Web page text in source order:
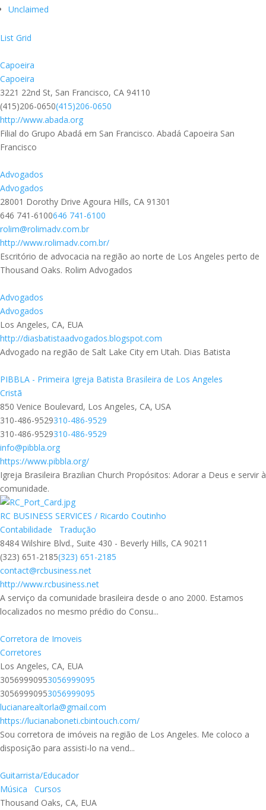
Unclaimed
List Grid
Capoeira
Capoeira
3221 22nd St, San Francisco, CA 94110
(415)206-0650(415)206-0650
http://www.abada.org
Filial do Grupo Abadá em San Francisco. Abadá Capoeira San
Francisco
Advogados
Advogados
28001 Dorothy Drive Agoura Hills, CA 91301
646 741-6100646 741-6100
rolim@rolimadv.com.br
http://www.rolimadv.com.br/
Escritório de advocacia na região ao norte de Los Angeles perto de
Thousand Oaks. Rolim Advogados
Advogados
Advogados
Los Angeles, CA, EUA
http://diasbatistaadvogados.blogspot.com
Advogado na região de Salt Lake City em Utah. Dias Batista
PIBBLA - Primeira Igreja Batista Brasileira de Los Angeles
Cristã
850 Venice Boulevard, Los Angeles, CA, USA
310-486-9529310-486-9529
310-486-9529310-486-9529
info@pibbla.org
https://www.pibbla.org/
Igreja Brasileira Brazilian Church Propósitos: Adorar a Deus e servir à
comunidade.
RC BUSINESS SERVICES / Ricardo Coutinho
Contabilidade
Tradução
8484 Wilshire Blvd., Suite 430 - Beverly Hills, CA 90211
(323) 651-2185(323) 651-2185
contact@rcbusiness.net
http://www.rcbusiness.net
A serviço da comunidade brasileira desde o ano 2000. Estamos
localizados no mesmo prédio do Consu...
Corretora de Imoveis
Corretores
Los Angeles, CA, EUA
30569990953056999095
30569990953056999095
lucianarealtorla@gmail.com
https://lucianaboneti.cbintouch.com/
Sou corretora de imóveis na região de Los Angeles. Me coloco a
disposição para assisti-lo na vend...
Guitarrista/Educador
Música
Cursos
Thousand Oaks, CA, EUA